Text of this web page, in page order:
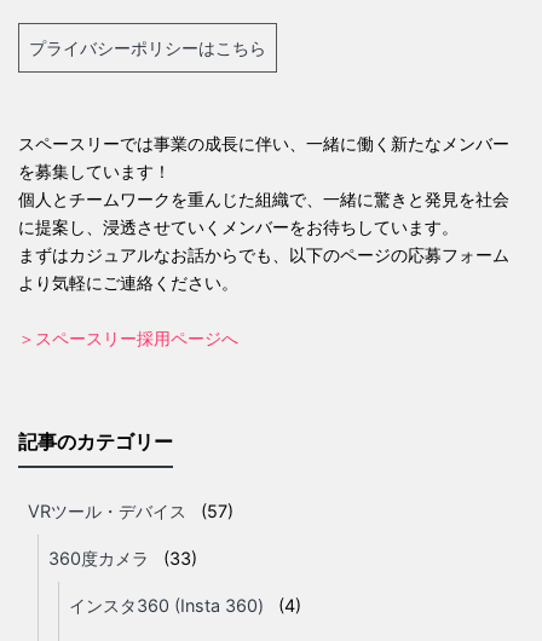
プライバシーポリシーはこちら
スペースリーでは事業の成長に伴い、一緒に働く新たなメンバー
を募集しています！
個人とチームワークを重んじた組織で、一緒に驚きと発見を社会
に提案し、浸透させていくメンバーをお待ちしています。
まずはカジュアルなお話からでも、以下のページの応募フォーム
より気軽にご連絡ください。
＞スペースリー採用ページへ
記事のカテゴリー
VRツール・デバイス (57)
360度カメラ (33)
インスタ360 (Insta 360) (4)